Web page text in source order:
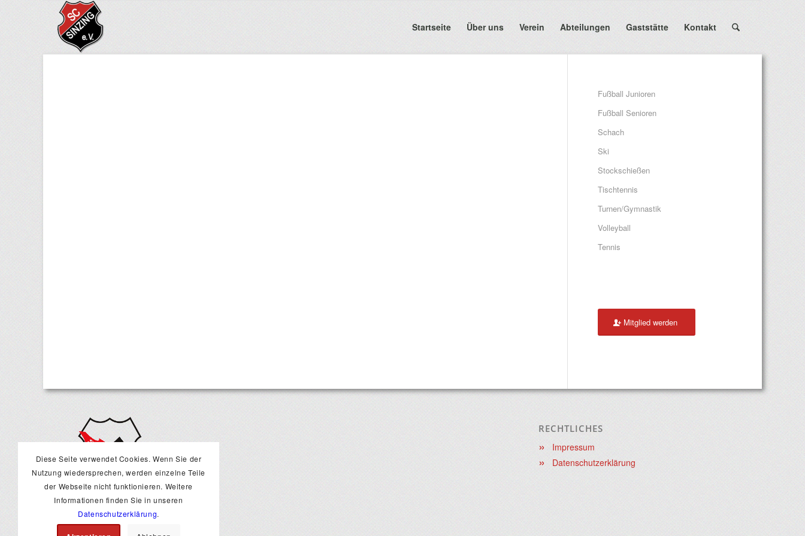
Startseite Über uns Verein Abteilungen Gaststätte Kontakt
Fußball Junioren
Fußball Senioren
Schach
Ski
Stockschießen
Tischtennis
Turnen/Gymnastik
Volleyball
Tennis
Mitglied werden
RECHTLICHES
Impressum
Datenschutzerklärung
Diese Seite verwendet Cookies. Wenn Sie der
Nutzung wiedersprechen, werden einzelne Teile
der Webseite nicht funktionieren. Weitere
Informationen finden Sie in unseren
Datenschutzerklärung.